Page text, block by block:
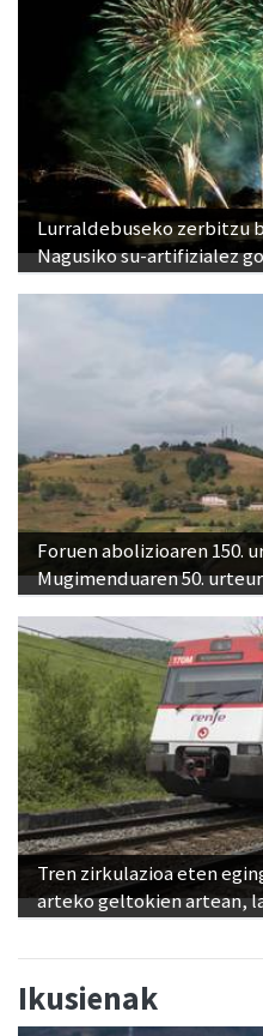
Lurraldebuseko zerbitzu
Nagusiko su-artifizialez
Foruen abolizioaren 150.
Mugimenduaren 50.
Tren zirkulazioa eten
arteko geltokien artean,
Ikusienak